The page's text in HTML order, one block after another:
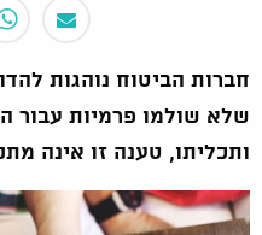
חברות הביטוח נוהגות
שלא שולמו פרמיות עבור
ותכליתו, טענה זו אינה